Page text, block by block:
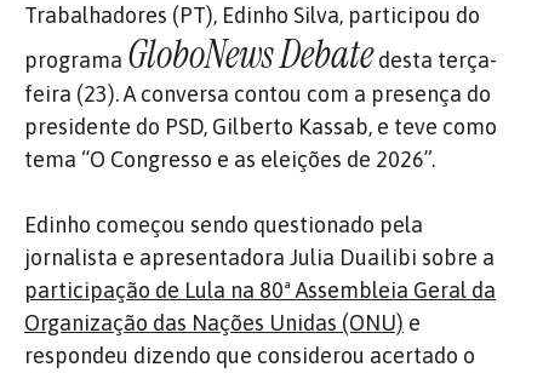
Trabalhadores (PT), Edinho Silva, participou do
programa GloboNews Debatedesta terça-
feira (23). A conversa contou com a presença do
presidente do PSD, Gilberto Kassab, e teve como
tema “O Congresso e as eleições de 2026”.
Edinho começou sendo questionado pela
jornalista e apresentadora Julia Duailibi sobre a
participação de Lula na 80ª Assembleia Geral da
Organização das Nações Unidas (ONU) e
respondeu dizendo que considerou acertado o